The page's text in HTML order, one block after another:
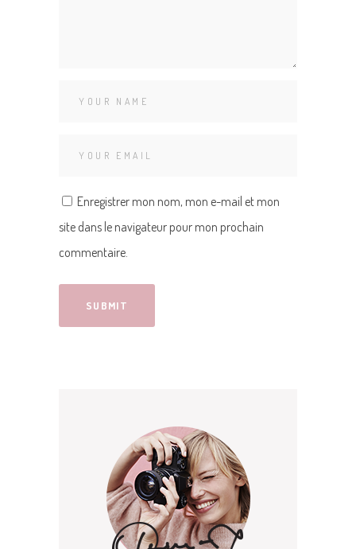
Enregistrer mon nom, mon e-mail et mon
site dans le navigateur pour mon prochain
commentaire.